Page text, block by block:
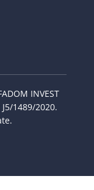
INVEST
1489/2020.